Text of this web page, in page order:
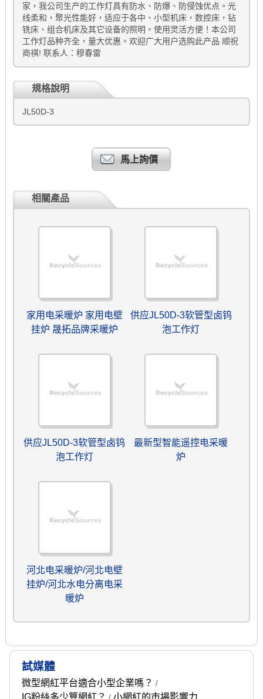
家，我公司生产的工作灯具有防水、防爆、防侵蚀优点。光
线柔和，聚光性能好，适应于各中、小型机床，数控床，钻
铣床、组合机床及其它设备的照明。使用灵活方便！本公司
工作灯品种齐全，量大优惠。欢迎广大用户选购此产品 顺祝
商祺! 联系人：穆春雷
規格說明
JL50D-3
馬上詢價
相關產品
家用电采暖炉 家用电壁
挂炉 晟拓品牌采暖炉
供应JL50D-3软管型卤钨
泡工作灯
供应JL50D-3软管型卤钨
泡工作灯
最新型智能遥控电采暖
炉
河北电采暖炉/河北电壁
挂炉/河北水电分离电采
暖炉
試媒體
微型網紅平台適合小型企業嗎？ /
IG粉絲多少算網紅？ 小網紅的市場影響力